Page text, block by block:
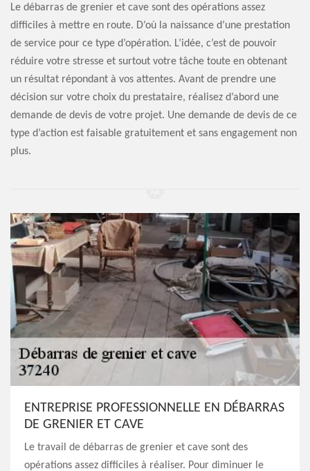
Le débarras de grenier et cave sont des opérations assez
difficiles à mettre en route. D’où la naissance d’une prestation
de service pour ce type d’opération. L’idée, c’est de pouvoir
réduire votre stresse et surtout votre tâche toute en obtenant
un résultat répondant à vos attentes. Avant de prendre une
décision sur votre choix du prestataire, réalisez d’abord une
demande de devis de votre projet. Une demande de devis de ce
type d’action est faisable gratuitement et sans engagement non
plus.
ENTREPRISE PROFESSIONNELLE EN DÉBARRAS
DE GRENIER ET CAVE
Le travail de débarras de grenier et cave sont des
opérations assez difficiles à réaliser. Pour diminuer le